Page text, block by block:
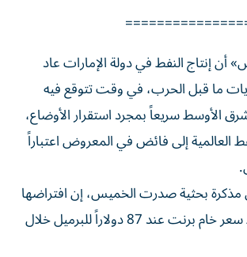
أن إنتاج النفط في دولة الإمارات عاد
ما قبل الحرب، في وقت تتوقع فيه
الأوسط سريعاً بمجرد استقرار الأوضاع،
العالمية إلى فائض في المعروض اعتباراً
مذكرة بحثية صدرت الخميس، إن افتراضها
الأساسي لمتوسط سعر خام برنت عند 87 دولاراً للبرميل خلال